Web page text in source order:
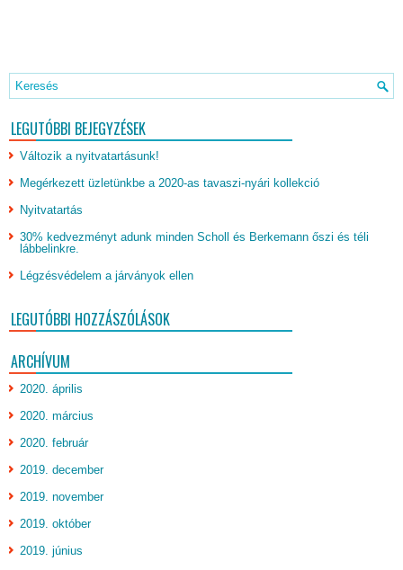
LEGUTÓBBI BEJEGYZÉSEK
Változik a nyitvatartásunk!
Megérkezett üzletünkbe a 2020-as tavaszi-nyári kollekció
Nyitvatartás
30% kedvezményt adunk minden Scholl és Berkemann őszi és téli
lábbelinkre.
Légzésvédelem a járványok ellen
LEGUTÓBBI HOZZÁSZÓLÁSOK
ARCHÍVUM
2020. április
2020. március
2020. február
2019. december
2019. november
2019. október
2019. június